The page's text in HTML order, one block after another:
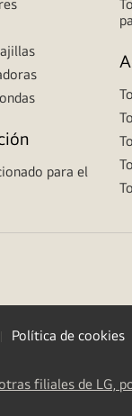
para el
Política de cookies
filiales de LG,